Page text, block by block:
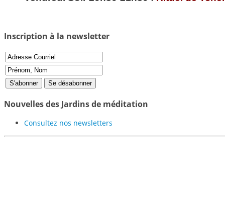
Inscription à la newsletter
Nouvelles des Jardins de méditation
Consultez nos newsletters